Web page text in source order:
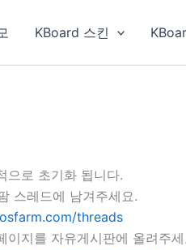
KBoard 스킨
으로 초기화 됩니다.
스레드에 남겨주세요.
threads
이지를 자유게시판에 올려주